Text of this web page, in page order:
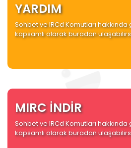
YARDIM
Sohbet ve IRCd Komutları
kapsamlı olarak buradan
MIRC İNDİR
Sohbet ve IRCd Komutları
kapsamlı olarak buradan